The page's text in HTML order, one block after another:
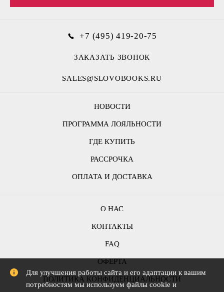
НОВОСТИ
ПРОГРАММА ЛОЯЛЬНОСТИ
ГДЕ КУПИТЬ
РАССРОЧКА
ОПЛАТА И ДОСТАВКА
О НАС
КОНТАКТЫ
FAQ
ОФЕРТА
ПОЛИТИКА КОНФИДЕНЦИАЛЬНОСТИ
+7 (495) 419-20-75
ЗАКАЗАТЬ ЗВОНОК
SALES@SLOVOBOOKS.RU
Для улучшения работы сайта и его адаптации к вашим
потребностям мы используем файлы cookie и